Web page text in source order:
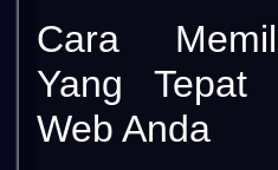
Cara
Yang Tepat
Web Anda